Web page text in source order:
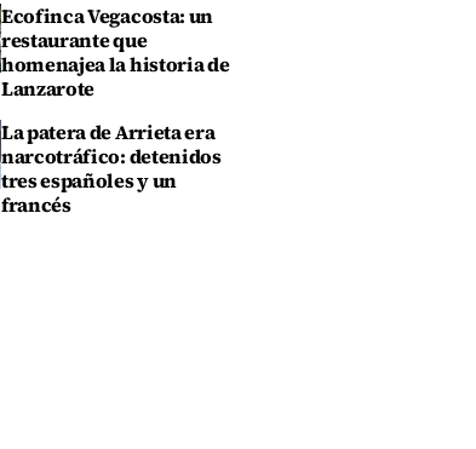
Ecofinca Vegacosta: un
restaurante que
homenajea la historia de
Lanzarote
La patera de Arrieta era
narcotráfico: detenidos
tres españoles y un
francés